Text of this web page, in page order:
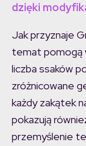
dzięki
Jak przyznaje
temat pomogą
liczba ssaków
zróżnicowane
każdy zakątek
pokazują
przemyślenie